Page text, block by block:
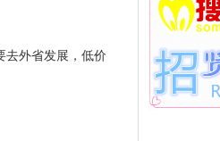
去外省发展，低价